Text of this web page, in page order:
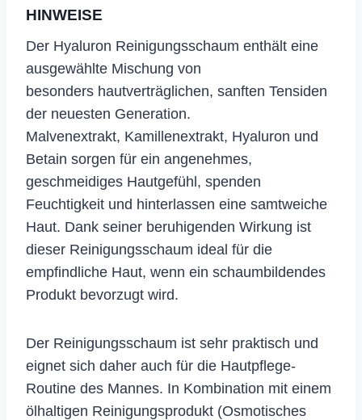
HINWEISE
​Der Hyaluron Reinigungsschaum enthält eine
ausgewählte Mischung von
besonders hautverträglichen, sanften Tensiden
der neuesten Generation.
Malvenextrakt, Kamillenextrakt, Hyaluron und
Betain sorgen für ein angenehmes,
geschmeidiges Hautgefühl, spenden
Feuchtigkeit und hinterlassen eine samtweiche
Haut. Dank seiner beruhigenden Wirkung ist
dieser Reinigungsschaum ideal für die
empfindliche Haut, wenn ein schaumbildendes
Produkt bevorzugt wird.
Der Reinigungsschaum ist sehr praktisch und
eignet sich daher auch für die Hautpflege-
Routine des Mannes. In Kombination mit einem
ölhaltigen Reinigungsprodukt (Osmotisches